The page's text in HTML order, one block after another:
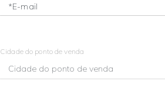
*E-mail
Cidade do ponto de venda